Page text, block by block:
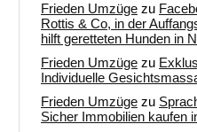
Frieden Umzüge zu
Rottis & Co, in der
hilft geretteten Hunden in
Frieden Umzüge zu
Individuelle
Frieden Umzüge zu
Sicher Immobilien kaufen